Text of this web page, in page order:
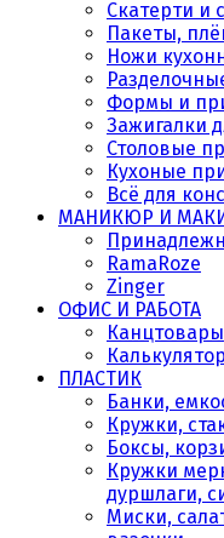
Скатерти и
Пакеты,
Ножи
Формы и
Зажигалки
Столовые
Кухоные
Всё для
МАНИКЮР И
RamaRoze
Zinger
ОФИС И РАБОТА
Канцтовары
ПЛАСТИК
Банки,
Кружки,
Боксы,
Кружки
дуршлаги,
Миски,